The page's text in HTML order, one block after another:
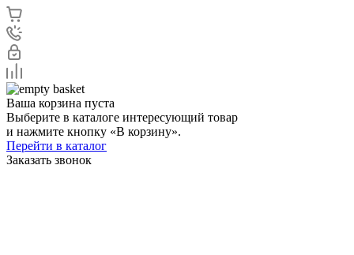
Ваша корзина пуста
Выберите в каталоге интересующий товар
и нажмите кнопку «В корзину».
Перейти в каталог
Заказать звонок